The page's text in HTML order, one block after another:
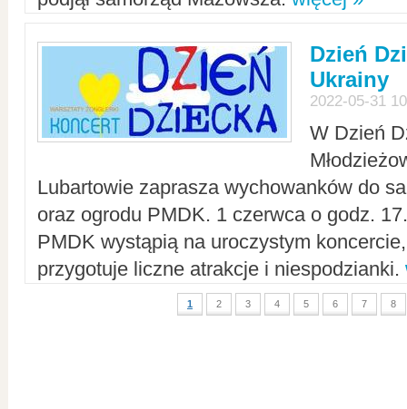
Dzień
Ukrainy
2022-05-31
W Dzień
Lubartowie zaprasza wychowanków do
oraz ogrodu PMDK. 1 czerwca o godz.
PMDK wystąpią na uroczystym
przygotuje liczne atrakcje i niespodzianki.
1 2 3 4 5 6 7 8